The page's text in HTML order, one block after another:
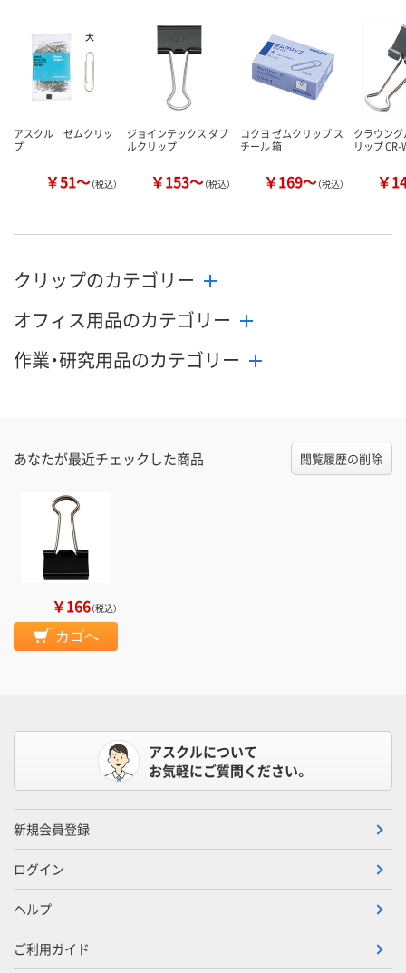
数量
カゴへ カ
アスクル ゼムクリッ
プ
￥51～（税込）
ジョインテックス ダブ
ルクリップ
￥153～（税込）
コクヨ ゼムクリップ ス
チール 箱
￥169～（税込）
クラウン
リップ CR-
￥
クリップのカテゴリー
オフィス用品のカテゴリー
作業・研究用品のカテゴリー
あなたが最近チェックした商品 閲覧履歴の削除
￥166（税込）
カゴへ
アスクルについて
お気軽にご質問ください。
新規会員登録
ログイン
ヘルプ
ご利用ガイド